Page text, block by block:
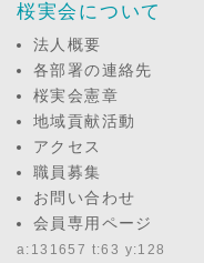
桜実会について
法人概要
各部署の連絡先
桜実会憲章
地域貢献活動
アクセス
職員募集
お問い合わせ
会員専用ページ
a:131657 t:63 y:128